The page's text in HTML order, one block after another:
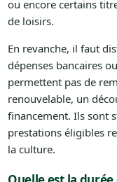
ou encore certains
de loisirs.
En revanche, il faut
dépenses bancaires
permettent pas de
renouvelable, un
financement. Ils sont
prestations éligibles
la culture.